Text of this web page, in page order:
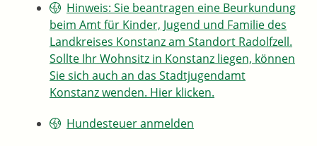
Hinweis: Sie beantragen eine Beurkundung
beim Amt für Kinder, Jugend und Familie des
Landkreises Konstanz am Standort Radolfzell.
Sollte Ihr Wohnsitz in Konstanz liegen, können
Sie sich auch an das Stadtjugendamt
Konstanz wenden. Hier klicken.
Hundesteuer anmelden